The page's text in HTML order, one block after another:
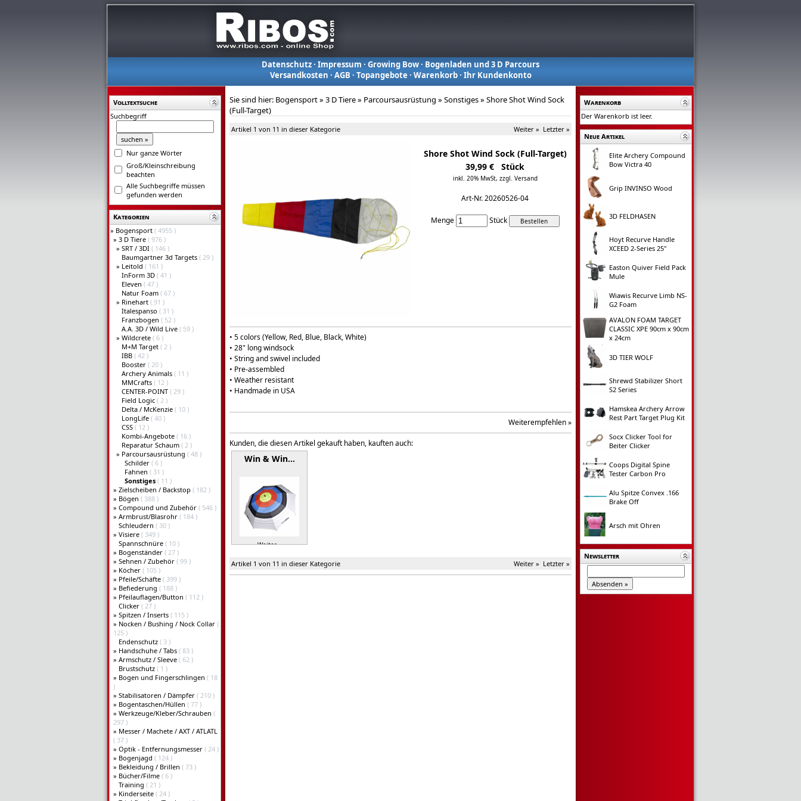
Datenschutz· Impressum · Growing Bow· Bogenladen und 3 D Parcours
Versandkosten · AGB · Topangebote · Warenkorb· Ihr Kundenkonto
Volltextsuche
Suchbegriff
Nur ganze Wörter
Groß/Kleinschreibung
beachten
Alle Suchbegriffe müssen
gefunden werden
Kategorien
» Bogensport ( 4955 )
» 3 D Tiere ( 976 )
» SRT / 3DI ( 146 )
Baumgartner 3d Targets ( 29 )
» Leitold ( 161 )
InForm 3D ( 41 )
Eleven ( 47 )
Natur Foam ( 67 )
» Rinehart ( 91 )
Italespanso ( 31 )
Franzbogen ( 52 )
A.A. 3D / Wild Live ( 59 )
» Wildcrete ( 6 )
M+M Target ( 2 )
IBB ( 42 )
Booster ( 20 )
Archery Animals ( 11 )
MMCrafts ( 12 )
CENTER-POINT ( 29 )
Field Logic ( 2 )
Delta / McKenzie ( 10 )
LongLife ( 40 )
CSS ( 12 )
Kombi-Angebote ( 16 )
Reparatur Schaum ( 2 )
» Parcoursausrüstung ( 48 )
Schilder ( 6 )
Fahnen ( 31 )
Sonstiges ( 11 )
» Zielscheiben / Backstop ( 182 )
» Bögen ( 388 )
» Compound und Zubehör ( 546 )
» Armbrust/Blasrohr ( 184 )
Schleudern ( 30 )
» Visiere ( 349 )
Spannschnüre ( 10 )
» Bogenständer ( 27 )
» Sehnen / Zubehör ( 99 )
» Köcher ( 105 )
» Pfeile/Schäfte ( 399 )
» Befiederung ( 188 )
» Pfeilauflagen/Button ( 112 )
Clicker ( 27 )
» Spitzen / Inserts ( 115 )
» Nocken / Bushing / Nock Collar (
125 )
Endenschutz ( 3 )
» Handschuhe / Tabs ( 83 )
» Armschutz / Sleeve ( 62 )
Brustschutz ( 1 )
» Bogen und Fingerschlingen ( 18
)
» Stabilisatoren / Dämpfer ( 210 )
» Bogentaschen/Hüllen ( 77 )
» Werkzeuge/Kleber/Schrauben (
297 )
» Messer / Machete / AXT / ATLATL
( 37 )
» Optik - Entfernungsmesser ( 24 )
» Bogenjagd ( 124 )
» Bekleidung / Brillen ( 73 )
» Bücher/Filme ( 6 )
Training ( 21 )
» Kinderseite ( 24 )
Sie sind hier: Bogensport» 3 D Tiere» Parcoursausrüstung » Sonstiges» Shore Shot Wind Sock
(Full-Target)
Artikel 1 von 11 in dieser Kategorie Weiter » Letzter »
Shore Shot Wind Sock (Full-Target)
39,99 € Stück
inkl. 20% MwSt, zzgl. Versand
Art-Nr. 20260526-04
Menge Stück
• 5 colors (Yellow, Red, Blue, Black, White)
• 28" long windsock
• String and swivel included
• Pre-assembled
• Weather resistant
• Handmade in USA
Weiterempfehlen »
Kunden, die diesen Artikel gekauft haben, kauften auch:
Win & Win…
Weiter »
Artikel 1 von 11 in dieser Kategorie Weiter » Letzter »
Warenkorb
Der Warenkorb ist leer.
Neue Artikel
Elite Archery Compound
Bow Victra 40
Grip INVINSO Wood
3D FELDHASEN
Hoyt Recurve Handle
XCEED 2-Series 25"
Easton Quiver Field Pack
Mule
Wiawis Recurve Limb NS-
G2 Foam
AVALON FOAM TARGET
CLASSIC XPE 90cm x 90cm
x 24cm
3D TIER WOLF
Shrewd Stabilizer Short
S2 Series
Hamskea Archery Arrow
Rest Part Target Plug Kit
Socx Clicker Tool for
Beiter Clicker
Coops Digital Spine
Tester Carbon Pro
Alu Spitze Convex .166
Brake Off
Arsch mit Ohren
Newsletter